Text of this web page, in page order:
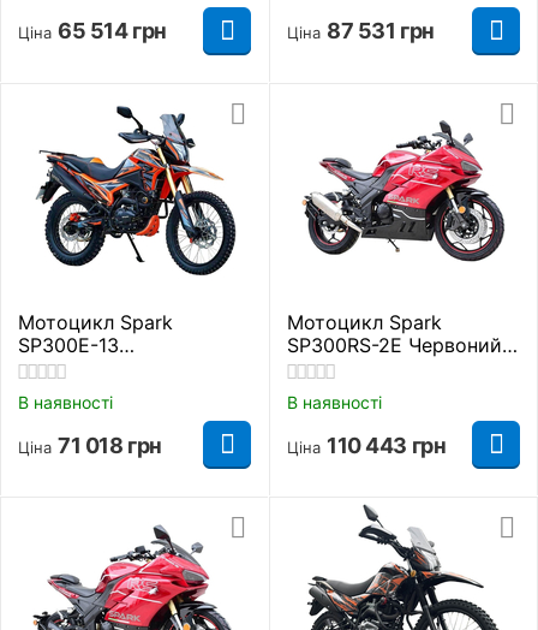
Ціна 65 514 грн Ціна 87 531 грн
Мотоцикл Spark
SP300E-13
Помаранчевий 300 куб.
см.
В наявності
Ціна 71 018 грн
Мотоцикл Spark
SP300RS-2Е Червоний
300 куб. см.
В наявності
Ціна 110 443 грн